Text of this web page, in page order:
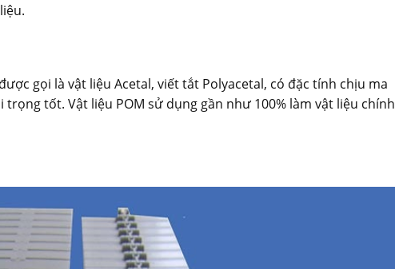
gọi là vật liệu Acetal, viết tắt Polyacetal, có đặc tính chịu ma
tốt. Vật liệu POM sử dụng gần như 100% làm vật liệu chính